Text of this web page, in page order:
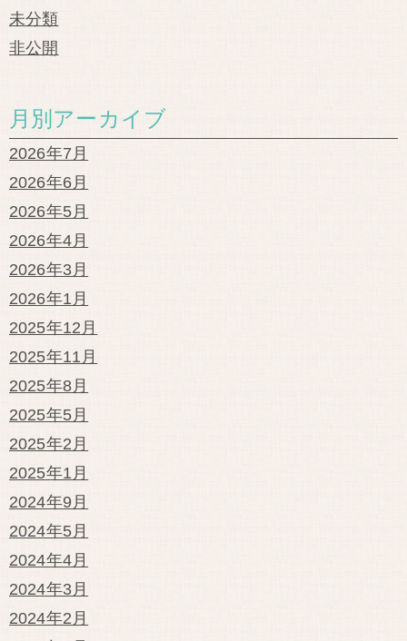
未分類
非公開
月別アーカイブ
2026年7月
2026年6月
2026年5月
2026年4月
2026年3月
2026年1月
2025年12月
2025年11月
2025年8月
2025年5月
2025年2月
2025年1月
2024年9月
2024年5月
2024年4月
2024年3月
2024年2月